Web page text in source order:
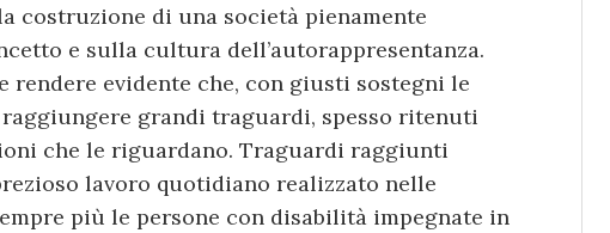
costruzione di una società pienamente
e sulla cultura dell’autorappresentanza.
rendere evidente che, con giusti sostegni le
grandi traguardi, spesso ritenuti
che le riguardano. Traguardi raggiunti
lavoro quotidiano realizzato nelle
più le persone con disabilità impegnate in